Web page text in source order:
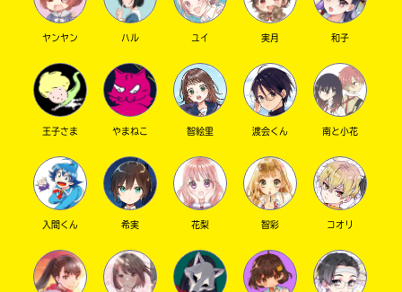
このマチのことを
もっと知りたい
キミに
ヤンヤン ハル ユイ 実月 和子
王子さま やまねこ 智絵里 渡会くん 南と小花
入間くん 希実 花梨 智彩 コオリ